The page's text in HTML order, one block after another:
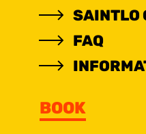
SAINTLO
FAQ
BOOK